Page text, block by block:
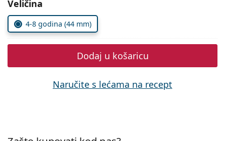
Persol
Prada
Sve marke sunčanih naočala
Odaberite parametre
Veličina
4-8 godina (44 mm)
Dodaj u košaricu
Naručite s lećama na recept